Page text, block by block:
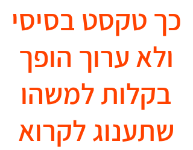
כך טקסט בסיסי
ולא ערוך הופך
בקלות למשהו
שתענוג לקרוא